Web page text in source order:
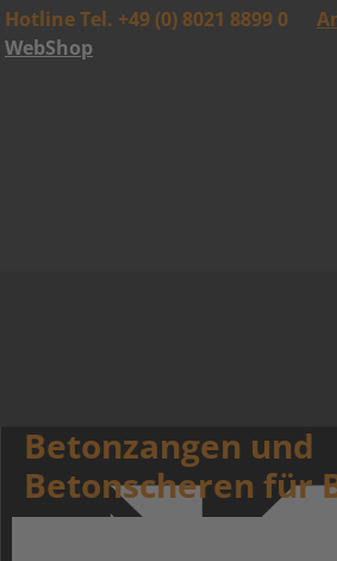
Hotline Tel. +49 (0) 8021 8899 0
WebShop
Betonzangen und
Betonscheren für